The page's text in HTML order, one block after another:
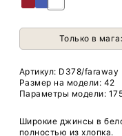
Только в
Артикул: D378/faraway
Размер на модели: 42
Параметры модели:
Широкие джинсы в
полностью из хлопка.